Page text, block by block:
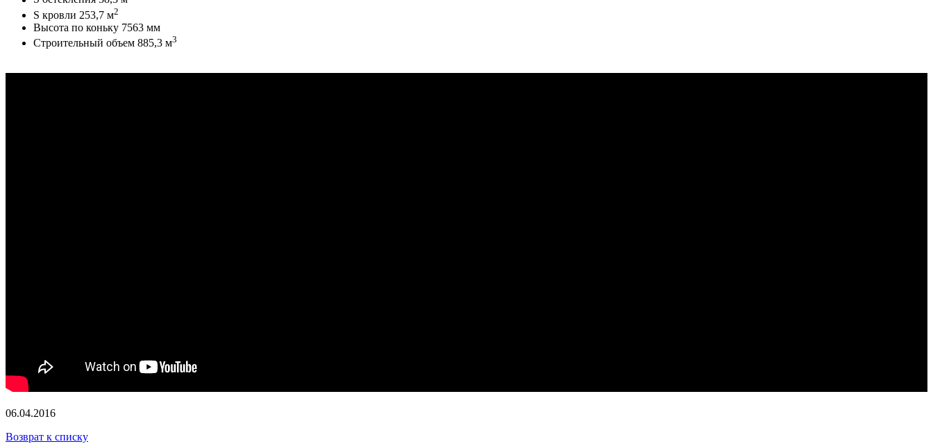
S кровли 253,7 м2
Высота по коньку 7563 мм
Строительный объем 885,3 м3
06.04.2016
Возврат к списку